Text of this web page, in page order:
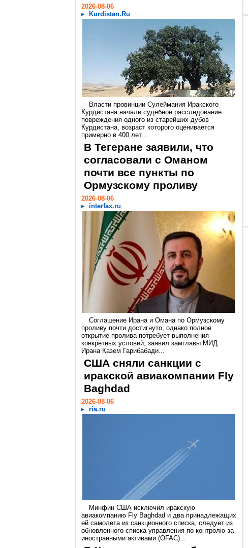
2026-08-06
Kurdistan.Ru
Власти провинции Сулеймания Иракского
Курдистана начали судебное расследование
повреждения одного из старейших дубов
Курдистана, возраст которого оценивается
примерно в 400 лет...
В Тегеране заявили, что
согласовали с Оманом
почти все пункты по
Ормузскому проливу
2026-08-06
interfax.ru
Соглашение Ирана и Омана по Ормузскому
проливу почти достигнуто, однако полное
открытие пролива потребует выполнения
конкретных условий, заявил замглавы МИД
Ирана Казем Гарибабади...
США сняли санкции с
иракской авиакомпании Fly
Baghdad
2026-08-06
ria.ru
Минфин США исключил иракскую
авиакомпанию Fly Baghdad и два принадлежащих
ей самолета из санкционного списка, следует из
обновленного списка управления по контролю за
иностранными активами (OFAC)...